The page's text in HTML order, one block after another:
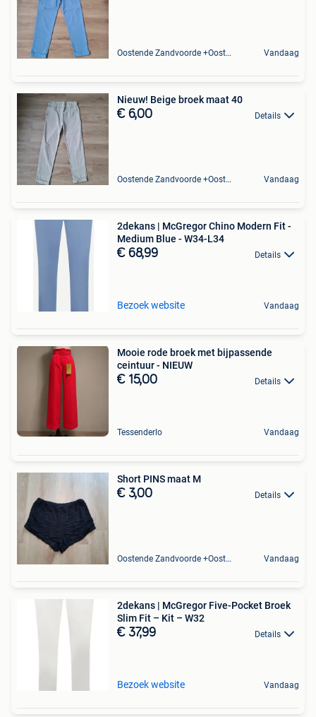
Oostende Zandvoorde +Oostende Vandaag
Nieuw! Beige broek maat 40
€ 6,00 Details
Oostende Zandvoorde +Oostende Vandaag
2dekans | McGregor Chino Modern Fit -
Medium Blue - W34-L34
€ 68,99 Details
Bezoek website Vandaag
Mooie rode broek met bijpassende
ceintuur - NIEUW
€ 15,00 Details
Tessenderlo Vandaag
Short PINS maat M
€ 3,00 Details
Oostende Zandvoorde +Oostende Vandaag
2dekans | McGregor Five-Pocket Broek
Slim Fit – Kit – W32
€ 37,99 Details
Bezoek website Vandaag